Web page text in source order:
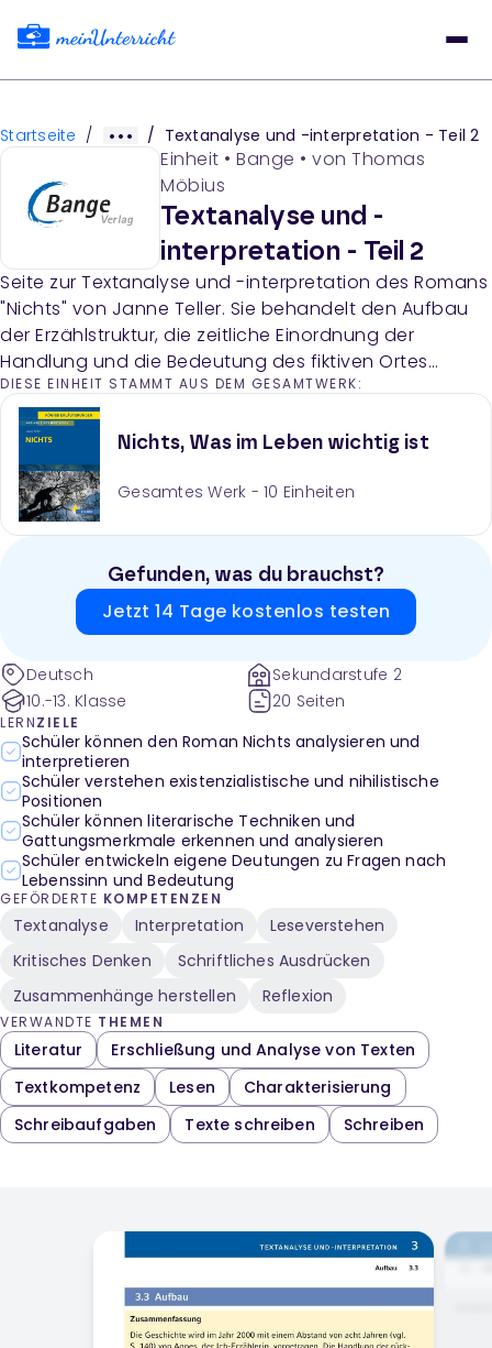
Startseite / / Textanalyse und -interpretation - Teil 2
Einheit • Bange • von Thomas
Möbius
Textanalyse und -
interpretation - Teil 2
Seite zur Textanalyse und -interpretation des Romans
"Nichts" von Janne Teller. Sie behandelt den Aufbau
der Erzählstruktur, die zeitliche Einordnung der
Handlung und die Bedeutung des fiktiven Ortes
Tæring, sowie die narrative Handlungsstruktur nach
klassischem Dramenmodell.
DIESE EINHEIT STAMMT AUS DEM GESAMTWERK:
Nichts, Was im Leben wichtig ist
Gesamtes Werk - 10 Einheiten
Gefunden, was du brauchst?
Jetzt 14 Tage kostenlos testen
Deutsch
10.-13. Klasse
Sekundarstufe 2
20 Seiten
LERNZIELE
Schüler können den Roman Nichts analysieren und
interpretieren
Schüler verstehen existenzialistische und nihilistische
Positionen
Schüler können literarische Techniken und
Gattungsmerkmale erkennen und analysieren
Schüler entwickeln eigene Deutungen zu Fragen nach
Lebenssinn und Bedeutung
GEFÖRDERTE KOMPETENZEN
Textanalyse Interpretation
Leseverstehen
Kritisches Denken
Schriftliches Ausdrücken
Zusammenhänge herstellen
Reflexion
VERWANDTE THEMEN
Literatur
Erschließung und Analyse von Texten
Textkompetenz
Lesen
Charakterisierung
Schreibaufgaben
Texte schreiben Schreiben